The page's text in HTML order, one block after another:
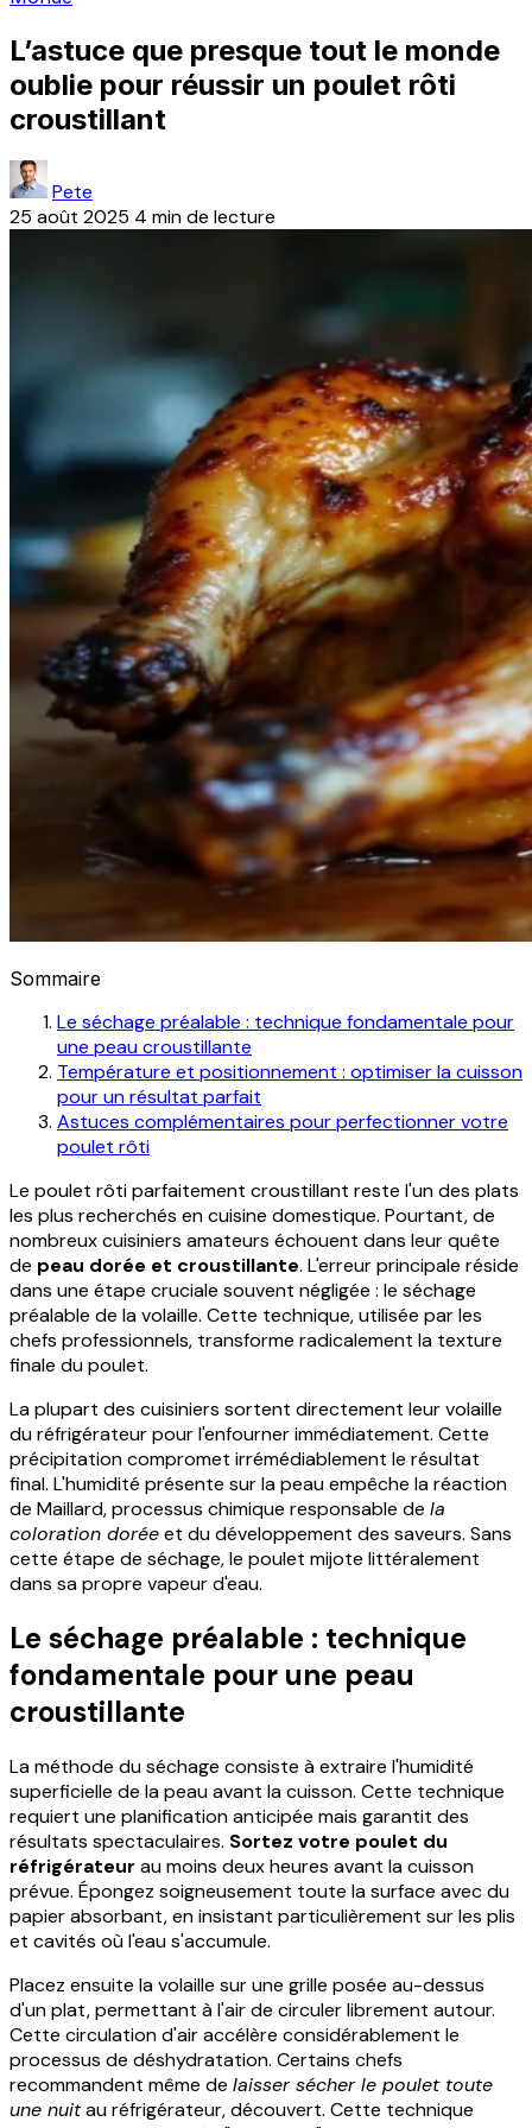
L’astuce que presque tout le monde
oublie pour réussir un poulet rôti
croustillant
Pete
25 août 2025 4 min de lecture
Sommaire
Le séchage préalable : technique fondamentale pour
une peau croustillante
Température et positionnement : optimiser la cuisson
pour un résultat parfait
Astuces complémentaires pour perfectionner votre
poulet rôti
Le poulet rôti parfaitement croustillant reste l'un des plats
les plus recherchés en cuisine domestique. Pourtant, de
nombreux cuisiniers amateurs échouent dans leur quête
de peau dorée et croustillante. L'erreur principale réside
dans une étape cruciale souvent négligée : le séchage
préalable de la volaille. Cette technique, utilisée par les
chefs professionnels, transforme radicalement la texture
finale du poulet.
La plupart des cuisiniers sortent directement leur volaille
du réfrigérateur pour l'enfourner immédiatement. Cette
précipitation compromet irrémédiablement le résultat
final. L'humidité présente sur la peau empêche la réaction
de Maillard, processus chimique responsable de la
coloration doréeet du développement des saveurs. Sans
cette étape de séchage, le poulet mijote littéralement
dans sa propre vapeur d'eau.
Le séchage préalable : technique
fondamentale pour une peau
croustillante
La méthode du séchage consiste à extraire l'humidité
superficielle de la peau avant la cuisson. Cette technique
requiert une planification anticipée mais garantit des
résultats spectaculaires. Sortez votre poulet du
réfrigérateur au moins deux heures avant la cuisson
prévue. Épongez soigneusement toute la surface avec du
papier absorbant, en insistant particulièrement sur les plis
et cavités où l'eau s'accumule.
Placez ensuite la volaille sur une grille posée au-dessus
d'un plat, permettant à l'air de circuler librement autour.
Cette circulation d'air accélère considérablement le
processus de déshydratation. Certains chefs
recommandent même de laisser sécher le poulet toute
une nuitau réfrigérateur, découvert. Cette technique